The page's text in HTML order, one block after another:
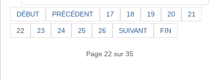
DÉBUT PRÉCÉDENT 17 18 19 20 21
22 23 24 25 26 SUIVANT FIN
Page 22 sur 35